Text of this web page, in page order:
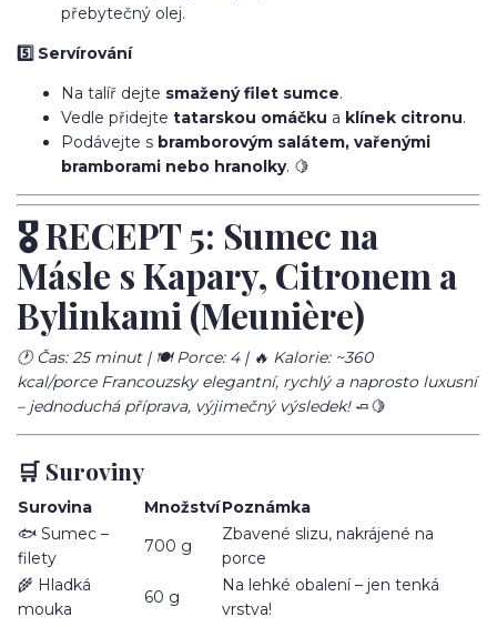
přebytečný olej.
5️⃣ Servírování
Na talíř dejte smažený filet sumce.
Vedle přidejte tatarskou omáčku a klínek citronu.
Podávejte s bramborovým salátem, vařenými
bramborami nebo hranolky. 🍋
🎖️ RECEPT 5: Sumec na
Másle s Kapary, Citronem a
Bylinkami (Meunière)
🕐 Čas: 25 minut | 🍽️ Porce: 4 | 🔥 Kalorie: ~360
kcal/porce Francouzsky elegantní, rychlý a naprosto luxusní
– jednoduchá příprava, výjimečný výsledek!🧈🍋
🛒 Suroviny
Surovina MnožstvíPoznámka
🐟 Sumec –
filety
700 g
Zbavené slizu, nakrájené na
porce
🌾 Hladká
mouka
60 g
Na lehké obalení – jen tenká
vrstva!